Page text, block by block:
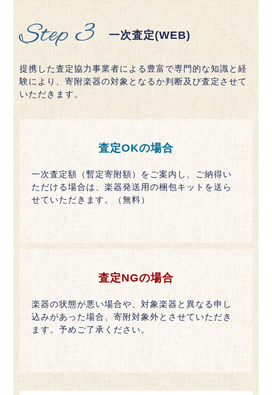
Step 3 一次査定(WEB)
提携した査定協力事業者による豊富で専門的な知識と経
験により、寄附楽器の対象となるか判断及び査定させて
いただきます。
査定OKの場合
一次査定額（暫定寄附額）をご案内し、ご納得い
ただける場合は、楽器発送用の梱包キットを送ら
せていただきます。（無料）
査定NGの場合
楽器の状態が悪い場合や、対象楽器と異なる申し
込みがあった場合、寄附対象外とさせていただき
ます。予めご了承ください。